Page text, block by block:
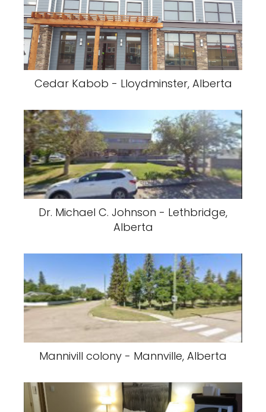
Cedar Kabob - Lloydminster, Alberta
Dr. Michael C. Johnson - Lethbridge,
Alberta
Mannivill colony - Mannville, Alberta